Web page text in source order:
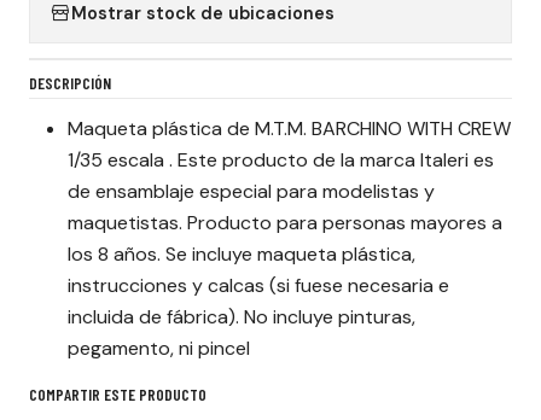
Mostrar stock de ubicaciones
DESCRIPCIÓN
Maqueta plástica de M.T.M. BARCHINO WITH CREW
1/35 escala . Este producto de la marca Italeri es
de ensamblaje especial para modelistas y
maquetistas. Producto para personas mayores a
los 8 años. Se incluye maqueta plástica,
instrucciones y calcas (si fuese necesaria e
incluida de fábrica). No incluye pinturas,
pegamento, ni pincel
COMPARTIR ESTE PRODUCTO